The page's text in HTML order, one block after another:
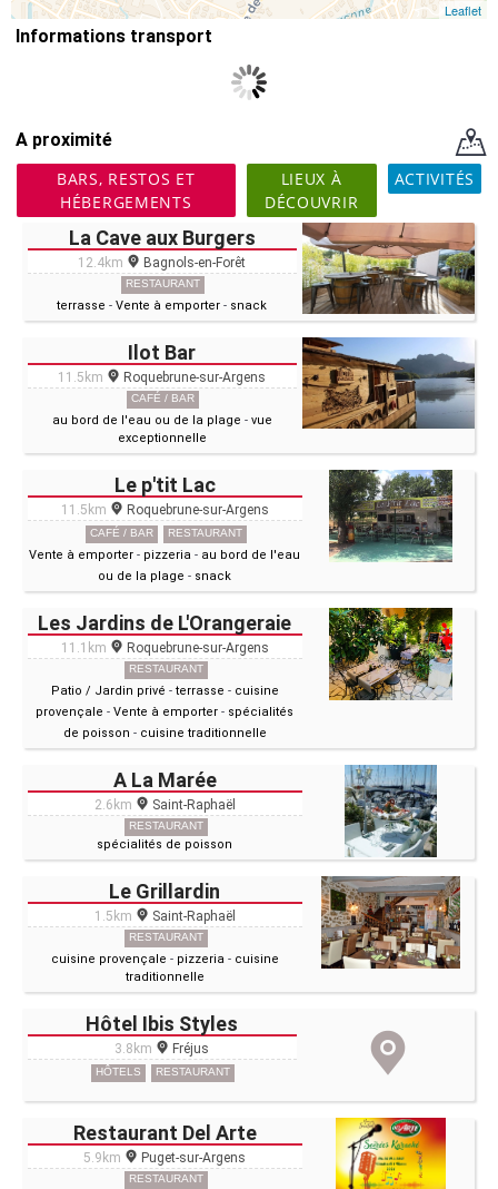
Leaflet
Informations transport
A proximité
BARS, RESTOS ET
HÉBERGEMENTS
LIEUX À
DÉCOUVRIR
ACTIVITÉS
La Cave aux Burgers
12.4km Bagnols-en-Forêt
RESTAURANT
terrasse -Vente à emporter - snack
Ilot Bar
11.5km Roquebrune-sur-Argens
CAFÉ / BAR
au bord de l'eau ou de la plage - vue
exceptionnelle
Le p'tit Lac
11.5km Roquebrune-sur-Argens
CAFÉ / BAR RESTAURANT
Vente à emporter - pizzeria - au bord de l'eau
ou de la plage - snack
Les Jardins de L'Orangeraie
11.1km Roquebrune-sur-Argens
RESTAURANT
Patio / Jardin privé - terrasse - cuisine
provençale -Vente à emporter - spécialités
de poisson - cuisine traditionnelle
A La Marée
2.6km Saint-Raphaël
RESTAURANT
spécialités de poisson
Le Grillardin
1.5km Saint-Raphaël
RESTAURANT
cuisine provençale - pizzeria - cuisine
traditionnelle
Hôtel Ibis Styles
3.8km Fréjus
HÔTELS RESTAURANT
Restaurant Del Arte
5.9km Puget-sur-Argens
RESTAURANT